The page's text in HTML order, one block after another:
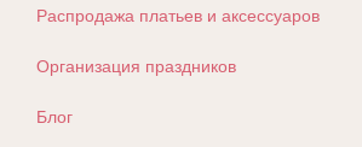
Распродажа платьев и аксессуаров
Организация праздников
Блог